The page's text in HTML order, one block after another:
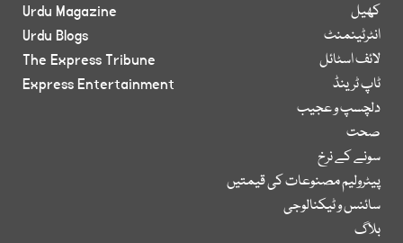
کھیل
انٹرٹینمنٹ
لائف اسٹائل
ٹاپ ٹرینڈ
دلچسپ و عجیب
صحت
سونے کے نرخ
پیٹرولیم مصنوعات کی قیمتیں
سائنس و ٹیکنالوجی
بلاگ
Urdu Magazine
Urdu Blogs
The Express Tribune
Express Entertainment